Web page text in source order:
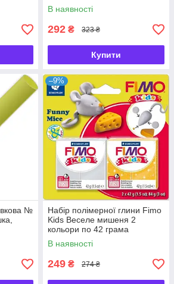
В наявності
292 ₴ 323 ₴
Купити
№
–9%
Набір полімерної глини Fimo
Kids Веселе мишеня 2
кольори по 42 грама
Staedtler, 803511
В наявності
249 ₴ 274 ₴